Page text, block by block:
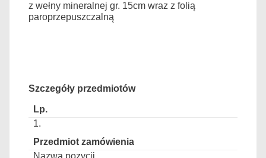
z wełny mineralnej gr. 15cm wraz z folią
paroprzepuszczalną
Szczegóły przedmiotów
1.
Nazwa pozycji